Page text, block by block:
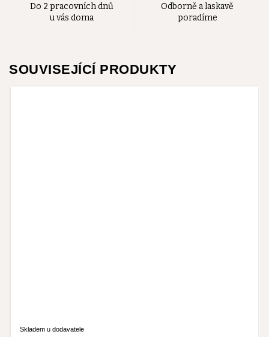
Do 2 pracovních dnů
u vás doma
Odborně a laskavě
poradíme
SOUVISEJÍCÍ PRODUKTY
Skladem u dodavatele